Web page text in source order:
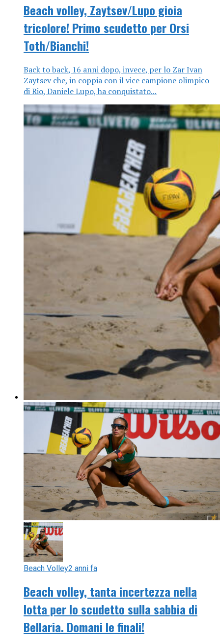
Beach volley, Zaytsev/Lupo gioia
tricolore! Primo scudetto per Orsi
Toth/Bianchi!
Back to back, 16 anni dopo, invece, per lo Zar Ivan
Zaytsev che, in coppia con il vice campione olimpico
di Rio, Daniele Lupo, ha conquistato...
Beach Volley2 anni fa
Beach volley, tanta incertezza nella
lotta per lo scudetto sulla sabbia di
Bellaria. Domani le finali!